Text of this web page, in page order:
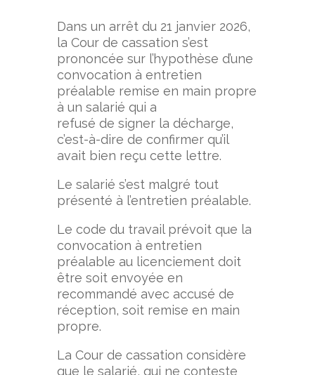
Dans un arrêt du 21 janvier 2026,
la Cour de cassation s’est
prononcée sur l’hypothèse d’une
convocation à entretien
préalable remise en main propre
à un salarié qui a
refusé de signer la décharge,
c’est-à-dire de confirmer qu’il
avait bien reçu cette lettre.
Le salarié s’est malgré tout
présenté à l’entretien préalable.
Le code du travail prévoit que la
convocation à entretien
préalable au licenciement doit
être soit envoyée en
recommandé avec accusé de
réception, soit remise en main
propre.
La Cour de cassation considère
que le salarié, qui ne conteste